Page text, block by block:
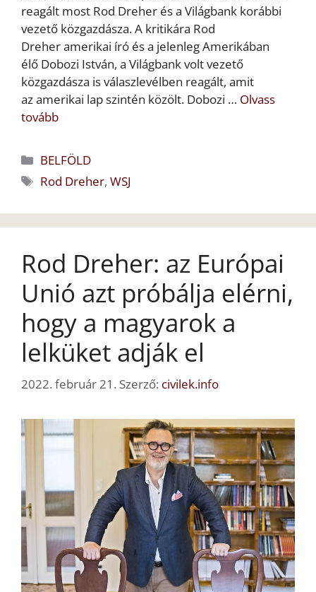
reagált most Rod Dreher és a Világbank korábbi
vezető közgazdásza. A kritikára Rod
Dreher amerikai író és a jelenleg Amerikában
élő Dobozi István, a Világbank volt vezető
közgazdásza is válaszlevélben reagált, amit
az amerikai lap szintén közölt. Dobozi … Olvass
tovább
Kategória
BELFÖLD
Címkék
Rod Dreher,WSJ
Rod Dreher: az Európai
Unió azt próbálja elérni,
hogy a magyarok a
lelküket adják el
2022. február 21. Szerző: civilek.info